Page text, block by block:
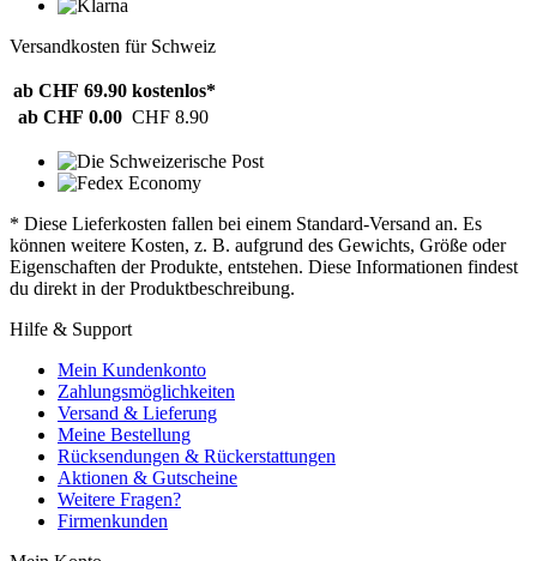
Versandkosten für Schweiz
ab CHF 69.90 kostenlos*
ab CHF 0.00 CHF 8.90
* Diese Lieferkosten fallen bei einem Standard-Versand an. Es
können weitere Kosten, z. B. aufgrund des Gewichts, Größe oder
Eigenschaften der Produkte, entstehen. Diese Informationen findest
du direkt in der Produktbeschreibung.
Hilfe & Support
Mein Kundenkonto
Zahlungsmöglichkeiten
Versand & Lieferung
Meine Bestellung
Rücksendungen & Rückerstattungen
Aktionen & Gutscheine
Weitere Fragen?
Firmenkunden